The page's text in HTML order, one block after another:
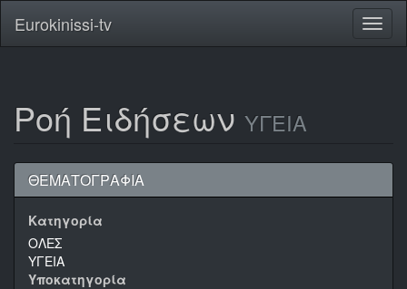
Eurokinissi-tv
Ροή Ειδήσεων ΥΓΕΙΑ
ΘΕΜΑΤΟΓΡΑΦΙΑ
Κατηγορία
ΟΛΕΣ
ΥΓΕΙΑ
Υποκατηγορία